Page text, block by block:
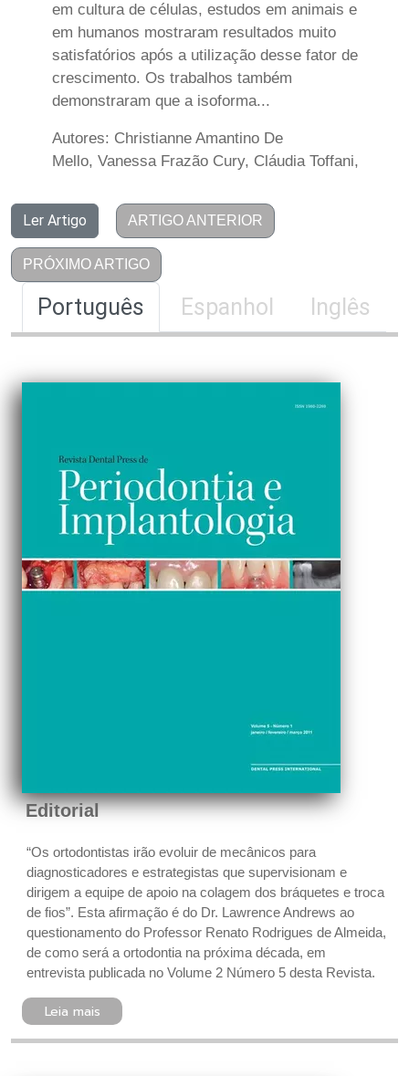
em cultura de células, estudos em animais e
em humanos mostraram resultados muito
satisfatórios após a utilização desse fator de
crescimento. Os trabalhos também
demonstraram que a isoforma...
Autores: Christianne Amantino De
Mello, Vanessa Frazão Cury, Cláudia Toffani,
Ler Artigo ARTIGO ANTERIOR
PRÓXIMO ARTIGO
Português Espanhol Inglês
Editorial
“Os ortodontistas irão evoluir de mecânicos para
diagnosticadores e estrategistas que supervisionam e
dirigem a equipe de apoio na colagem dos bráquetes e troca
de fios”. Esta afirmação é do Dr. Lawrence Andrews ao
questionamento do Professor Renato Rodrigues de Almeida,
de como será a ortodontia na próxima década, em
entrevista publicada no Volume 2 Número 5 desta Revista.
Leia mais